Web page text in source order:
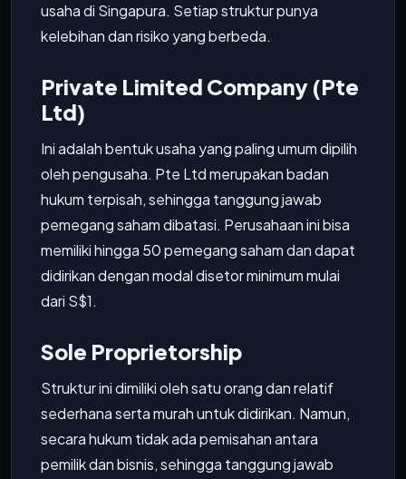
usaha di Singapura. Setiap struktur punya
kelebihan dan risiko yang berbeda.
Private Limited Company (Pte
Ltd)
Ini adalah bentuk usaha yang paling umum dipilih
oleh pengusaha. Pte Ltd merupakan badan
hukum terpisah, sehingga tanggung jawab
pemegang saham dibatasi. Perusahaan ini bisa
memiliki hingga 50 pemegang saham dan dapat
didirikan dengan modal disetor minimum mulai
dari S$1.
Sole Proprietorship
Struktur ini dimiliki oleh satu orang dan relatif
sederhana serta murah untuk didirikan. Namun,
secara hukum tidak ada pemisahan antara
pemilik dan bisnis, sehingga tanggung jawab